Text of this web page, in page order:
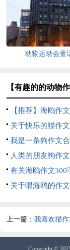
动物运动会童
【有趣的的动物
【推荐】海鸥作
关于快乐的猫作
我是一条狗作文
人类的朋友狗作
有关海鸥作文300
关于喂海鸥的作
上一篇：我喜欢猫
篇